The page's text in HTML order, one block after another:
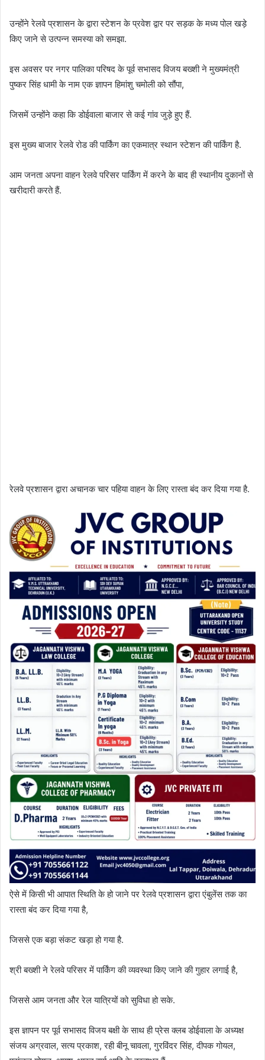
उन्होंने रेलवे प्रशासन के द्वारा स्टेशन के प्रवेश द्वार पर सड़क के मध्य पोल खड़े
किए जाने से उत्पन्न समस्या को समझा.
इस अवसर पर नगर पालिका परिषद के पूर्व सभासद विजय बख्शी ने मुख्यमंत्री
पुष्कर सिंह धामी के नाम एक ज्ञापन हिमांशु चमोली को सौंपा,
जिसमें उन्होंने कहा कि डोईवाला बाजार से कई गांव जुड़े हुए हैं.
इस मुख्य बाजार रेलवे रोड की पार्किंग का एकमात्र स्थान स्टेशन की पार्किंग है.
आम जनता अपना वाहन रेलवे परिसर पार्किंग में करने के बाद ही स्थानीय दुकानों से
खरीदारी करते हैं.
रेलवे प्रशासन द्वारा अचानक चार पहिया वाहन के लिए रास्ता बंद कर दिया गया है.
ऐसे में किसी भी आपात स्थिति के हो जाने पर रेलवे प्रशासन द्वारा एंबुलेंस तक का
रास्ता बंद कर दिया गया है,
जिससे एक बड़ा संकट खड़ा हो गया है.
श्री बख्शी ने रेलवे परिसर में पार्किंग की व्यवस्था किए जाने की गुहार लगाई है,
जिससे आम जनता और रेल यात्रियों को सुविधा हो सके.
इस ज्ञापन पर पूर्व सभासद विजय बक्षी के साथ ही प्रेस क्लब डोईवाला के अध्यक्ष
संजय अग्रवाल, सत्य प्रकाश, रही बीनू चावला, गुरविंदर सिंह, दीपक गोयल,